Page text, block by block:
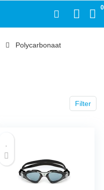
0
‎Polycarbonaat
Filter